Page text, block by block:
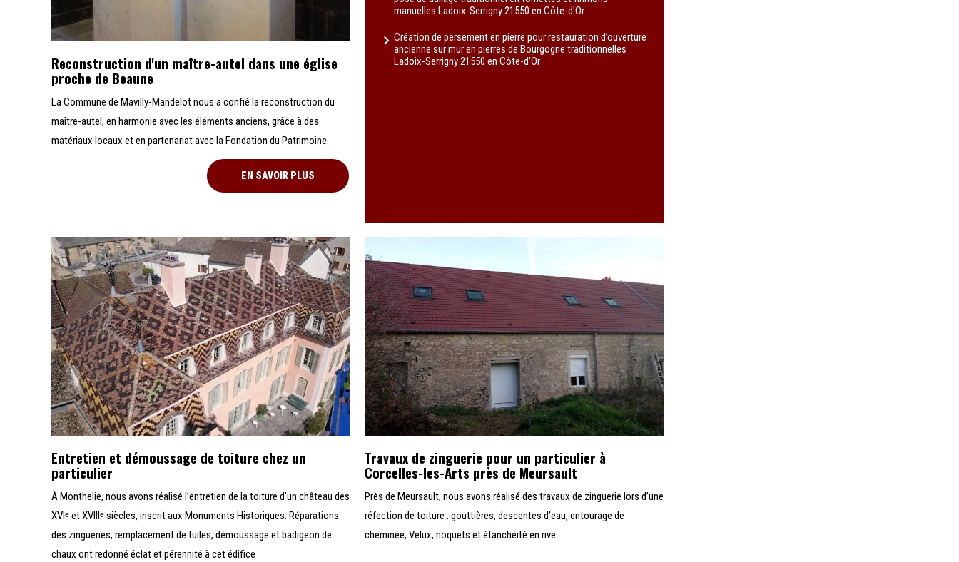
Reconstruction d'un maître-autel dans une église
proche de Beaune
La Commune de Mavilly-Mandelot nous a confié la reconstruction du
maître-autel, en harmonie avec les éléments anciens, grâce à des
matériaux locaux et en partenariat avec la Fondation du Patrimoine.
EN SAVOIR PLUS
manuelles Ladoix-Serrigny 21550 en Côte-d'Or
Création de persement en pierre pour restauration d’ouverture
ancienne sur mur en pierres de Bourgogne traditionnelles
Ladoix-Serrigny 21550 en Côte-d'Or
Entretien et démoussage de toiture chez un
particulier
À Monthelie, nous avons réalisé l’entretien de la toiture d’un château des
XVIᵉ et XVIIIᵉ siècles, inscrit aux Monuments Historiques. Réparations
des zingueries, remplacement de tuiles, démoussage et badigeon de
chaux ont redonné éclat et pérennité à cet édifice
Travaux de zinguerie pour un particulier à
Corcelles-les-Arts près de Meursault
Près de Meursault, nous avons réalisé des travaux de zinguerie lors d’une
réfection de toiture : gouttières, descentes d’eau, entourage de
cheminée, Velux, noquets et étanchéité en rive.